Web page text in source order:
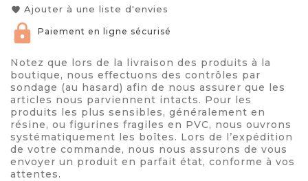
favorite Ajouter à une liste d'envies
Paiement en ligne sécurisé
Notez que lors de la livraison des produits à la
boutique, nous effectuons des contrôles par
sondage (au hasard) afin de nous assurer que les
articles nous parviennent intacts. Pour les
produits les plus sensibles, généralement en
résine, ou figurines fragiles en PVC, nous ouvrons
systématiquement les boîtes. Lors de l’expédition
de votre commande, nous nous assurons de vous
envoyer un produit en parfait état, conforme à vos
attentes.